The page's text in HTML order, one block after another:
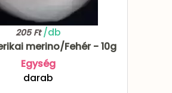
205 Ft/db
merino/Fehér - 10g
Egység
darab